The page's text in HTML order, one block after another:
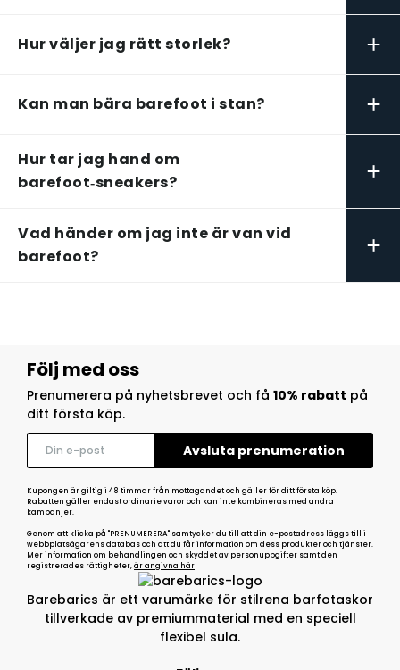
Hur väljer jag rätt storlek? +
Kan man bära barefoot i stan? +
Hur tar jag hand om
barefoot‑sneakers?
+
Vad händer om jag inte är van vid
barefoot?
+
Barebarics är ett varumärke för stilrena barfotaskor
tillverkade av premiummaterial med en speciell
flexibel sula.
Följ med oss
Prenumerera på nyhetsbrevet och få 10% rabatt på
ditt första köp.
Kupongen är giltig i 48 timmar från mottagandet och gäller för ditt första köp.
Rabatten gäller endast ordinarie varor och kan inte kombineras med andra
kampanjer.
Genom att klicka på "PRENUMERERA" samtycker du till att din e-postadress läggs till i
webbplatsägarens databas och att du får information om dess produkter och tjänster.
Mer information om behandlingen och skyddet av personuppgifter samt den
registrerades rättigheter,är angivna här